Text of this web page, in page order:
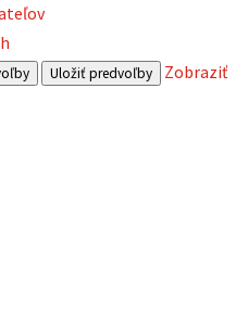
Uložiť predvoľby
Zobraziť